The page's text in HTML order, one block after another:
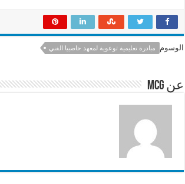
e
b
o
k
ai
l
at
sA
p
ar
e
الوسوم مبادرة تعليمية توعوية لمعهد حاصبيا الفني
عن mcg